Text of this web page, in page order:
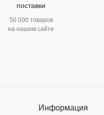
поставки
50 000 товаров
на нашем сайте
Информация